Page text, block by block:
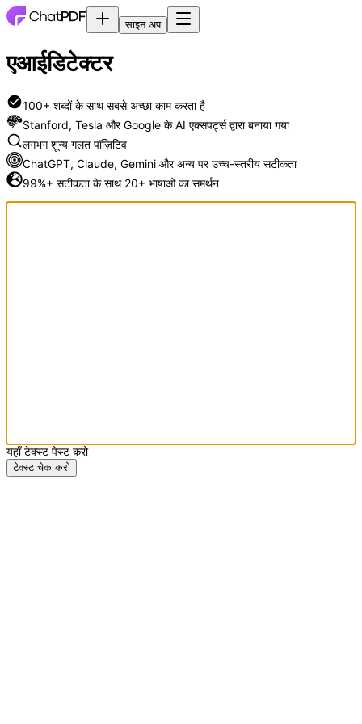
साइन अप
एआईडिटेक्टर
100+ शब्दों के साथ सबसे अच्छा काम करता है
Stanford, Tesla और Google के AI एक्सपर्ट्स द्वारा बनाया गया
लगभग शून्य गलत पॉज़िटिव
ChatGPT, Claude, Gemini और अन्य पर उच्च-स्तरीय सटीकता
99%+ सटीकता के साथ 20+ भाषाओं का समर्थन
यहाँ टेक्स्ट पेस्ट करो
टेक्स्ट चेक करो